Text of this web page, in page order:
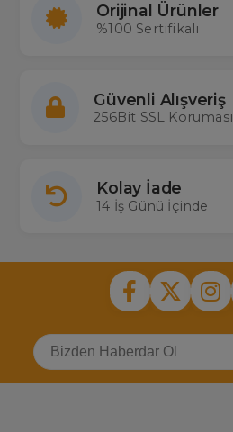
Orijinal Ürünler
%100 Sertifikalı
Güvenli Alışveriş
256Bit SSL Koruması
Kolay İade
14 İş Günü İçinde